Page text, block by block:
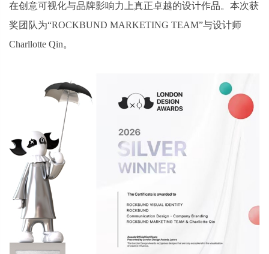
在创意可视化与品牌影响力上真正卓越的设计作品。本次获
奖团队为“ROCKBUND MARKETING TEAM”与设计师
Charllotte Qin。